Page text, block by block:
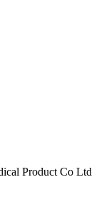
Product Co Ltd